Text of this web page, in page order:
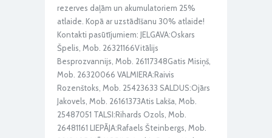
rezerves daļām un akumulatoriem 25%
atlaide. Kopā ar uzstādīšanu 30% atlaide!
Kontakti pasūtījumiem: JELGAVA:Oskars
Špelis, Mob. 26321166Vitālijs
Besprozvannijs, Mob. 26117348Gatis Misiņš,
Mob. 26320066 VALMIERA:Raivis
Rozenštoks, Mob. 25423633 SALDUS:Ojārs
Jakovels, Mob. 26161373Atis Lakša, Mob.
25487051 TALSI:Rihards Ozols, Mob.
26481161 LIEPĀJA:Rafaels Šteinbergs, Mob.